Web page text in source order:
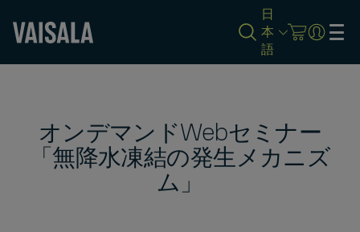
日
本
語
オンデマンドWebセミナー
「無降水凍結の発生メカニズ
ム」